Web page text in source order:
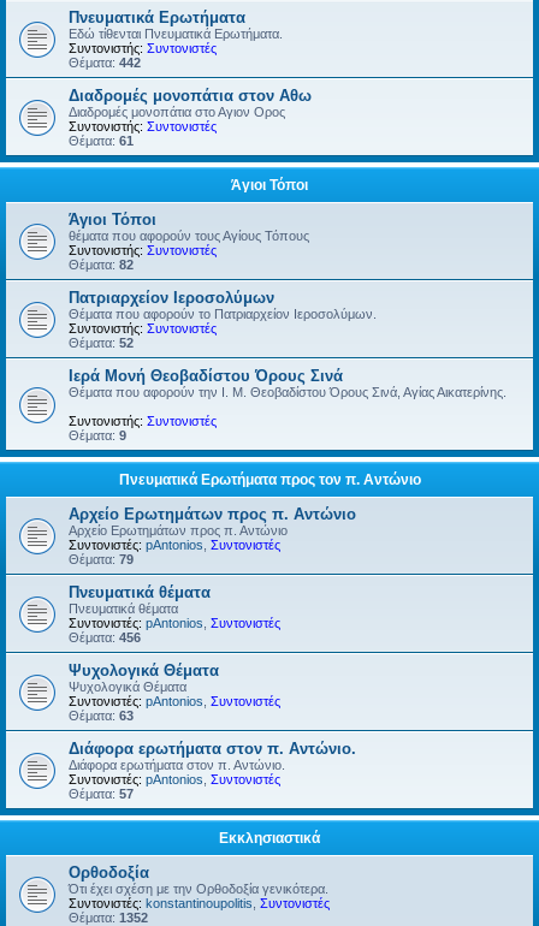
Πνευματικά Ερωτήματα
Εδώ τίθενται Πνευματικά Ερωτήματα.
Συντονιστής: Συντονιστές
Θέματα: 442
Διαδρομές μονοπάτια στον Αθω
Διαδρομές μονοπάτια στο Αγιον Ορος
Συντονιστής: Συντονιστές
Θέματα: 61
Άγιοι Τόποι
Άγιοι Τόποι
θέματα που αφορούν τους Αγίους Τόπους
Συντονιστής: Συντονιστές
Θέματα: 82
Πατριαρχείον Ιεροσολύμων
Θέματα που αφορούν το Πατριαρχείον Ιεροσολύμων.
Συντονιστής: Συντονιστές
Θέματα: 52
Ιερά Μονή Θεοβαδίστου Όρους Σινά
Θέματα που αφορούν την Ι. Μ. Θεοβαδίστου Όρους Σινά, Αγίας Αικατερίνης.
Συντονιστής: Συντονιστές
Θέματα: 9
Πνευματικά Ερωτήματα προς τον π. Αντώνιο
Αρχείο Ερωτημάτων προς π. Αντώνιο
Αρχείο Ερωτημάτων προς π. Αντώνιο
Συντονιστές: pAntonios Συντονιστές
Θέματα: 79
Πνευματικά θέματα
Πνευματικά θέματα
Συντονιστές: pAntonios Συντονιστές
Θέματα: 456
Ψυχολογικά Θέματα
Ψυχολογικά Θέματα
Συντονιστές: pAntonios Συντονιστές
Θέματα: 63
Διάφορα ερωτήματα στον π. Αντώνιο.
Διάφορα ερωτήματα στον π. Αντώνιο.
Συντονιστές: pAntonios Συντονιστές
Θέματα: 57
Εκκλησιαστικά
Ορθοδοξία
Ότι έχει σχέση με την Ορθοδοξία γενικότερα.
Συντονιστές: konstantinoupolitis Συντονιστές
Θέματα: 1352